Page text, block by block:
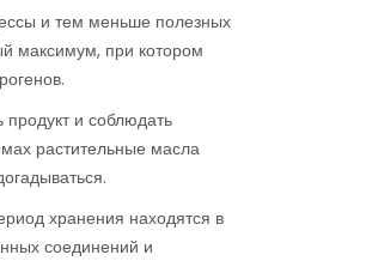
и тем меньше полезных
максимум, при котором
и соблюдать
растительные масла
хранения находятся в
соединений и